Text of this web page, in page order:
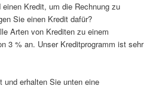
Kredit, um die Rechnung zu
Sie einen Kredit dafür?
Arten von Krediten zu einem
3 % an. Unser Kreditprogramm ist sehr
und erhalten Sie unten eine